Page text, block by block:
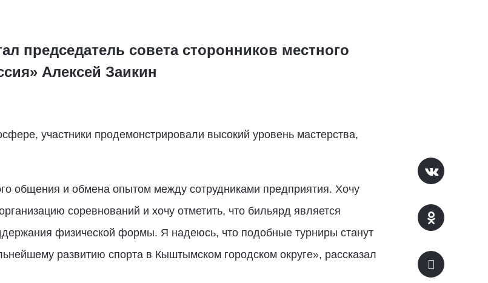
председатель совета сторонников местного
Алексей Заикин
участники продемонстрировали высокий уровень мастерства,
общения и обмена опытом между сотрудниками предприятия. Хочу
соревнований и хочу отметить, что бильярд является
физической формы. Я надеюсь, что подобные турниры станут
развитию спорта в Кыштымском городском округе», рассказал